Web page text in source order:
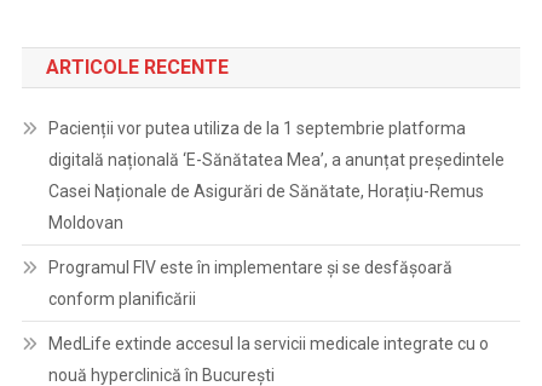
ARTICOLE RECENTE
Pacienții vor putea utiliza de la 1 septembrie platforma
digitală națională ‘E-Sănătatea Mea’, a anunțat președintele
Casei Naționale de Asigurări de Sănătate, Horațiu-Remus
Moldovan
Programul FIV este în implementare și se desfășoară
conform planificării
MedLife extinde accesul la servicii medicale integrate cu o
nouă hyperclinică în București